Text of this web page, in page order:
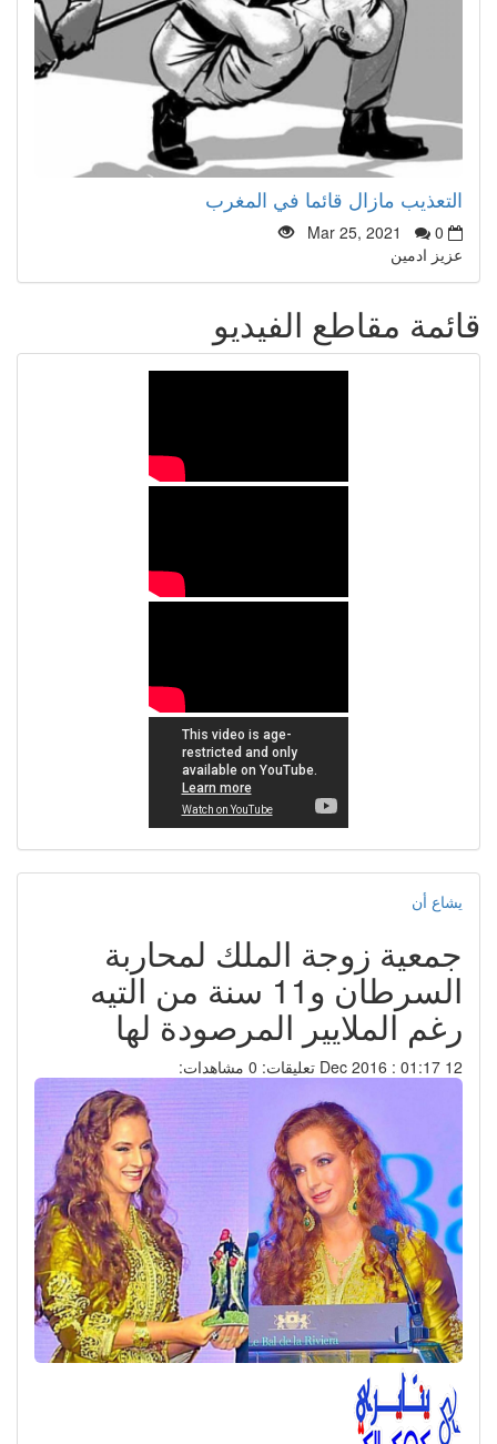
التعذيب مازال قائما في المغرب
Mar 25, 2021
0
عزيز ادمين
قائمة مقاطع الفيديو
يشاع أن
جمعية زوجة الملك لمحاربة
السرطان و11 سنة من التيه
رغم الملايير المرصودة لها
تعليقات: 0 مشاهدات: